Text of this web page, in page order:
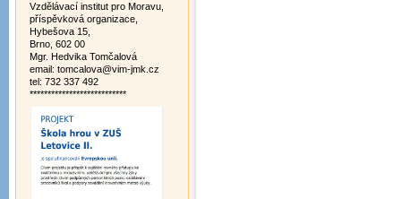
Vzdělávací institut pro Moravu,
příspěvková organizace,
Hybešova 15,
Brno, 602 00
Mgr. Hedvika Tomčalová
email: tomcalova@vim-jmk.cz
tel: 732 337 492
***************************